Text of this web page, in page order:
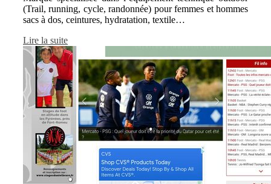
(Trail, running, cycle, randonnée) pour femmes et hommes
sacs à dos, ceintures, hydratation, textile…
Lire la suite